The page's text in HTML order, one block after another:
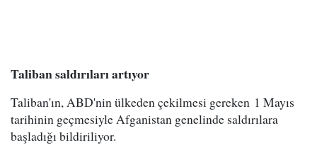
Taliban saldırıları artıyor
Taliban'ın, ABD'nin ülkeden çekilmesi gereken 1 Mayıs
tarihinin geçmesiyle Afganistan genelinde saldırılara
başladığı bildiriliyor.